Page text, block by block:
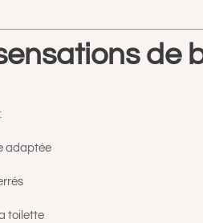
de
adaptée
toilette